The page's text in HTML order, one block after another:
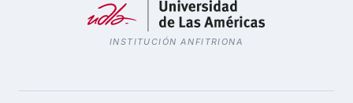
INSTITUCIÓN ANFITRIONA